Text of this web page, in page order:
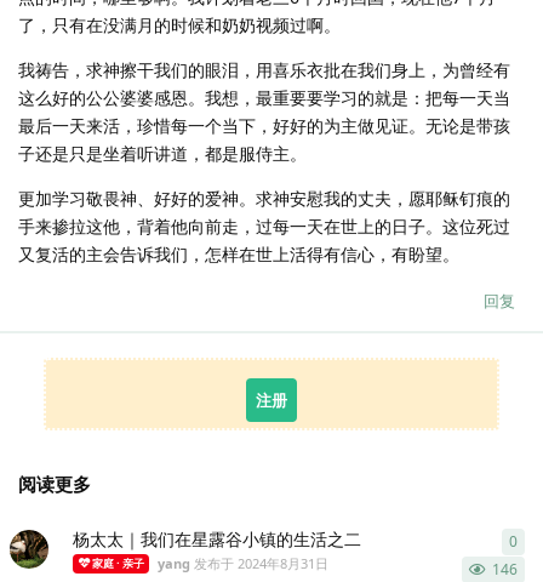
了，只有在没满月的时候和奶奶视频过啊。
我祷告，求神擦干我们的眼泪，用喜乐衣批在我们身上，为曾经有
这么好的公公婆婆感恩。我想，最重要要学习的就是：把每一天当
最后一天来活，珍惜每一个当下，好好的为主做见证。无论是带孩
子还是只是坐着听讲道，都是服侍主。
更加学习敬畏神、好好的爱神。求神安慰我的丈夫，愿耶稣钉痕的
手来掺拉这他，背着他向前走，过每一天在世上的日子。这位死过
又复活的主会告诉我们，怎样在世上活得有信心，有盼望。
回复
注册
阅读更多
杨太太｜我们在星露谷小镇的生活之二
家庭 · 亲子 yang 发布于2024年8月31日 146
0